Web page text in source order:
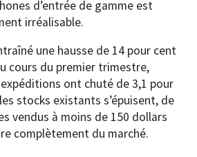
d’entrée de gamme est
irréalisable.
une hausse de 14 pour cent
cours du premier trimestre,
ont chuté de 3,1 pour
stocks existants s’épuisent, de
vendus à moins de 150 dollars
complètement du marché.